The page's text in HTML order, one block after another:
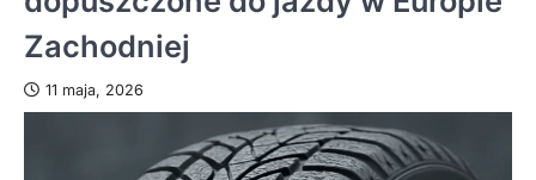
Zachodniej
11 maja, 2026